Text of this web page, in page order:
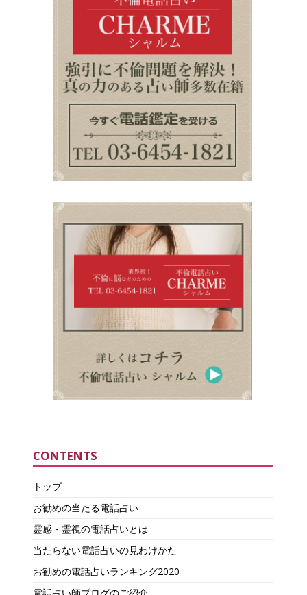
CONTENTS
トップ
お勧めの当たる電話占い
霊感・霊視の電話占いとは
当たらない電話占いの見わけかた
お勧めの電話占いランキング2020